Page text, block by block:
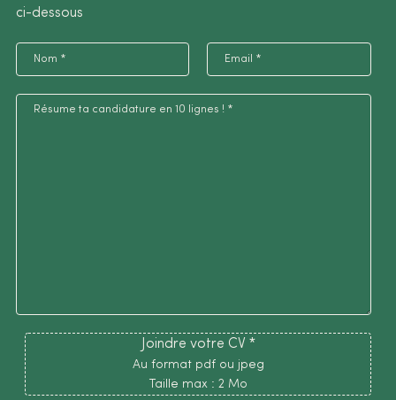
ci-dessous
Joindre votre CV *
Au format pdf ou jpeg
Taille max : 2 Mo